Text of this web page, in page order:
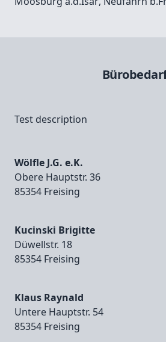
Test description
Wölfle J.G. e.K.
Obere Hauptstr. 36
85354 Freising
Kucinski Brigitte
Düwellstr. 18
85354 Freising
Klaus Raynald
Untere Hauptstr. 54
85354 Freising